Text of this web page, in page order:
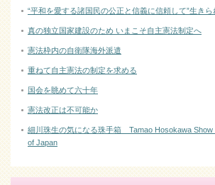
“平和を愛する諸国民の公正と信義に信頼して”生きら
真の独立国家建設のため いまこそ自主憲法制定へ
憲法枠内の自衛隊海外派遣
重ねて自主憲法の制定を求める
国会を眺めて六十年
憲法改正は不可能か
細川珠生の気になる珠手箱 Tamao Hosokawa
of Japan